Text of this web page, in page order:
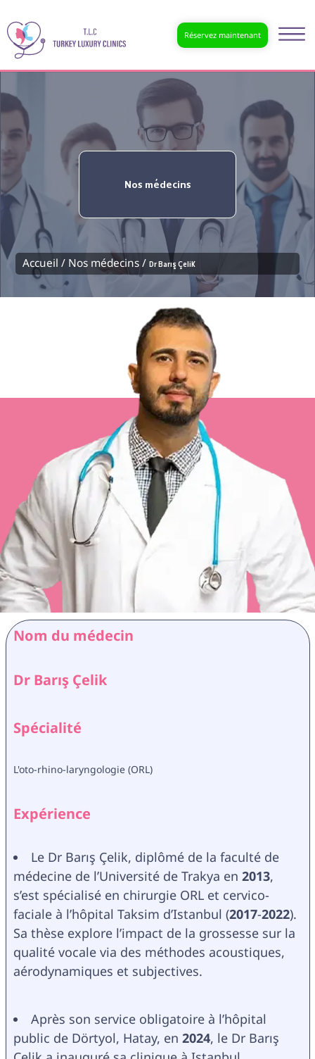
Réservez maintenant
Nos médecins
Accueil / Nos médecins /Dr Barış Çelik
Nom du médecin
Dr Barış Çelik
Spécialité
L'oto-rhino-laryngologie (ORL)
Expérience
Le Dr Barış Çelik, diplômé de la faculté de
médecine de l’Université de Trakya en 2013,
s’est spécialisé en chirurgie ORL et cervico-
faciale à l’hôpital Taksim d’Istanbul (2017-2022).
Sa thèse explore l’impact de la grossesse sur la
qualité vocale via des méthodes acoustiques,
aérodynamiques et subjectives.
Après son service obligatoire à l’hôpital
public de Dörtyol, Hatay, en 2024, le Dr Barış